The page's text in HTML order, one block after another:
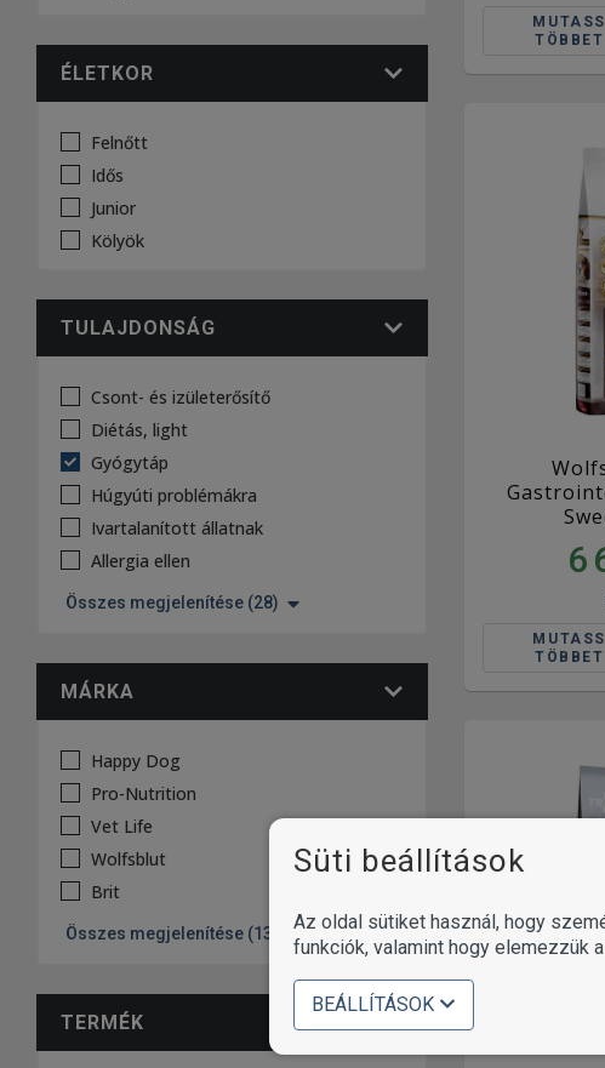
ÉLETKOR
Felnőtt
Idős
Junior
Kölyök
TULAJDONSÁG
Csont- és izületerősítő
Diétás, light
Gyógytáp
Húgyúti problémákra
Ivartalanított állatnak
Allergia ellen
Összes megjelenítése (28)
MÁRKA
Happy Dog
Pro-Nutrition
Vet Life
Wolfsblut
Brit
Összes megjelenítése (13)
TERMÉK
MUTASS
TÖBBET
6
MUTASS
TÖBBET
Süti beállítások
Az oldal sütiket használ, hogy
funkciók, valamint hogy elemezzük
BEÁLLÍTÁSOK